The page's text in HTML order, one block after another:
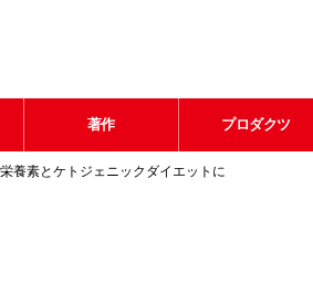
著作 プロダクツ
養素とケトジェニックダイエットに